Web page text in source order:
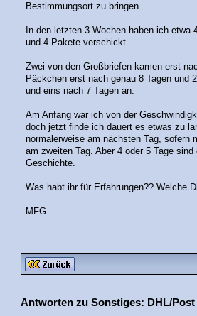
Bestimmungsort zu bringen.
In den letzten 3 Wochen haben ich etwa
und 4 Pakete verschickt.
Zwei von den Großbriefen kamen erst
Päckchen erst nach genau 8 Tagen und
und eins nach 7 Tagen an.
Am Anfang war ich von der
doch jetzt finde ich dauert es etwas zu
normalerweise am nächsten Tag, sofern
am zweiten Tag. Aber 4 oder 5 Tage
Geschichte.
Was habt ihr für Erfahrungen?? Welche
MFG
Antworten zu Sonstiges: DHL/